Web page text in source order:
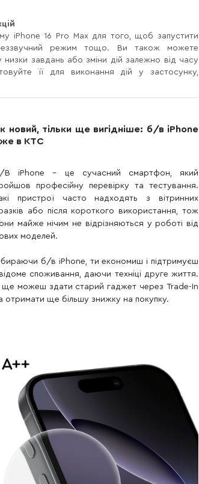
iPhone 16 Pro Max для того, щоб запустити
беззвучний режим тощо. Ви також можете
завдань або зміни дій залежно від часу
її для виконання дій у застосунку,
новий, тільки ще вигідніше: б/в iPhone
в КТС
В iPhone – це сучасний смартфон, який
професійну перевірку та тестування.
пристрої часто надходять з вітринних
або після короткого використання, тож
майже нічим не відрізняються у роботі від
моделей.
б/в iPhone, ти економиш і підтримуєш
споживання, даючи техніці друге життя.
ще можеш здати старий гаджет через Trade-In
отримати ще більшу знижку на покупку.